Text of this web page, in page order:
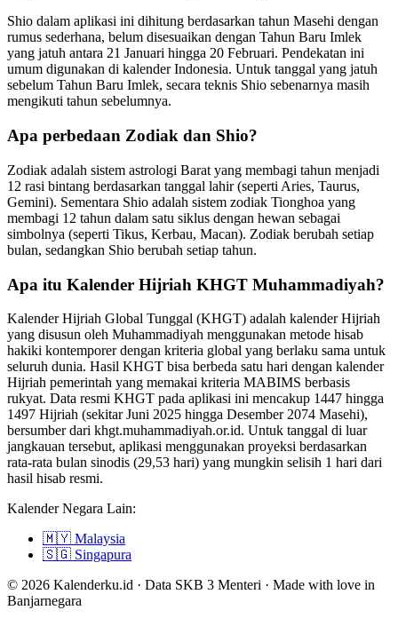
Shio dalam aplikasi ini dihitung berdasarkan tahun Masehi dengan
rumus sederhana, belum disesuaikan dengan Tahun Baru Imlek
yang jatuh antara 21 Januari hingga 20 Februari. Pendekatan ini
umum digunakan di kalender Indonesia. Untuk tanggal yang jatuh
sebelum Tahun Baru Imlek, secara teknis Shio sebenarnya masih
mengikuti tahun sebelumnya.
Apa perbedaan Zodiak dan Shio?
Zodiak adalah sistem astrologi Barat yang membagi tahun menjadi
12 rasi bintang berdasarkan tanggal lahir (seperti Aries, Taurus,
Gemini). Sementara Shio adalah sistem zodiak Tionghoa yang
membagi 12 tahun dalam satu siklus dengan hewan sebagai
simbolnya (seperti Tikus, Kerbau, Macan). Zodiak berubah setiap
bulan, sedangkan Shio berubah setiap tahun.
Apa itu Kalender Hijriah KHGT Muhammadiyah?
Kalender Hijriah Global Tunggal (KHGT) adalah kalender Hijriah
yang disusun oleh Muhammadiyah menggunakan metode hisab
hakiki kontemporer dengan kriteria global yang berlaku sama untuk
seluruh dunia. Hasil KHGT bisa berbeda satu hari dengan kalender
Hijriah pemerintah yang memakai kriteria MABIMS berbasis
rukyat. Data resmi KHGT pada aplikasi ini mencakup 1447 hingga
1497 Hijriah (sekitar Juni 2025 hingga Desember 2074 Masehi),
bersumber dari khgt.muhammadiyah.or.id. Untuk tanggal di luar
jangkauan tersebut, aplikasi menggunakan proyeksi berdasarkan
rata-rata bulan sinodis (29,53 hari) yang mungkin selisih 1 hari dari
hasil hisab resmi.
Kalender Negara Lain:
🇲🇾 Malaysia
🇸🇬 Singapura
© 2026 Kalenderku.id · Data SKB 3 Menteri · Made with love in
Banjarnegara